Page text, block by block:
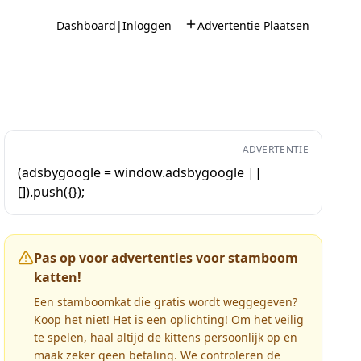
Dashboard |Inloggen Advertentie Plaatsen
ADVERTENTIE
(adsbygoogle = window.adsbygoogle ||
[]).push({});
Pas op voor advertenties voor stamboom
katten!
Een stamboomkat die gratis wordt weggegeven?
Koop het niet! Het is een oplichting! Om het veilig
te spelen, haal altijd de kittens persoonlijk op en
maak zeker geen betaling. We controleren de